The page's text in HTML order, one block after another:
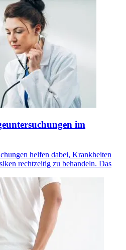
im
helfen dabei, Krankheiten
rechtzeitig zu behandeln. Das